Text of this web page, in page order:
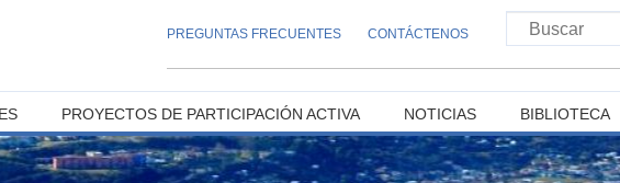
PREGUNTAS FRECUENTES CONTÁCTENOS
PROYECTOS DE PARTICIPACIÓN ACTIVA NOTICIAS BIBLIOTECA